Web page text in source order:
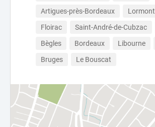
Artigues-près-Bordeaux
Lormont
Floirac
Saint-André-de-Cubzac
Bègles
Bordeaux Libourne
Bruges
Le Bouscat